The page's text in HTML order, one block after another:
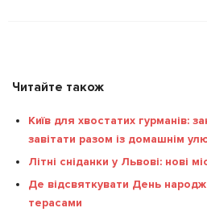
Читайте також
Київ для хвостатих гурманів:
завітати разом із домашнім
Літні сніданки у Львові: нові
Де відсвяткувати День
терасами